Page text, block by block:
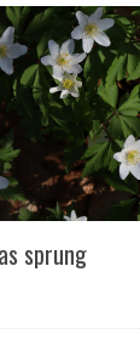
sprung